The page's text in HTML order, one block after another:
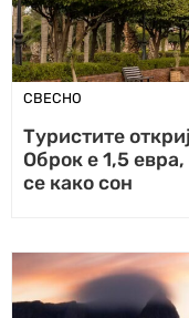
СВЕСНО
Туристите
Оброк е 1,5
се како сон